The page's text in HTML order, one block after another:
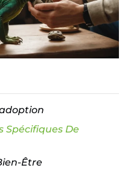
Spécifiques De
Être